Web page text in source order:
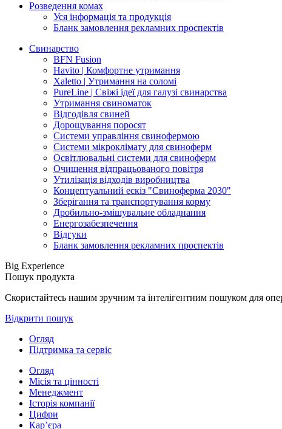
Розведення комах
Уся інформація та продукція
Бланк замовлення рекламних проспектів
Свинарство
BFN Fusion
Havito | Комфортне утримання
Xaletto | Утримання на соломі
PureLine | Свіжі ідеї для галузі свинарства
Утримання свиноматок
Відгодівля свиней
Дорощування поросят
Системи управління свинофермою
Системи мікроклімату для свиноферм
Освітлювальні системи для свиноферм
Очищення відпрацьованого повітря
Утилізація відходів виробництва
Концептуальний ескіз "Свиноферма 2030"
Зберігання та транспортування корму
Дробильно-змішувальне обладнання
Енергозабезпечення
Відгуки
Бланк замовлення рекламних проспектів
Big Experience
Пошук продукта
Скористайтесь нашим зручним та інтелігентним пошуком для
Відкрити пошук
Огляд
Підтримка та сервіс
Огляд
Місія та цінності
Менеджмент
Історія компанії
Цифри
Кар’єра